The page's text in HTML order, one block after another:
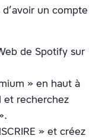
un compte
de Spotify sur
» en haut à
et recherchez
» et créez